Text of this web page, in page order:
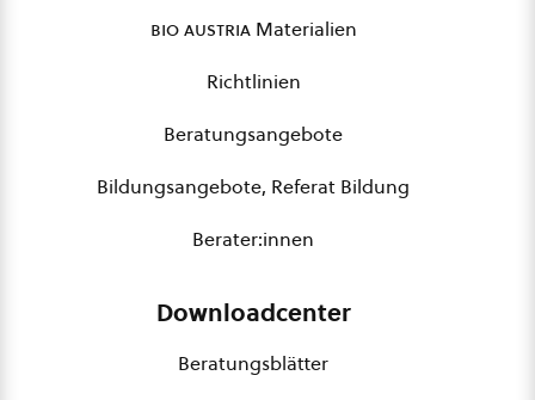
bio austriaMaterialien
Richtlinien
Beratungsangebote
Bildungsangebote, Referat Bildung
Berater:innen
Downloadcenter
Beratungsblätter